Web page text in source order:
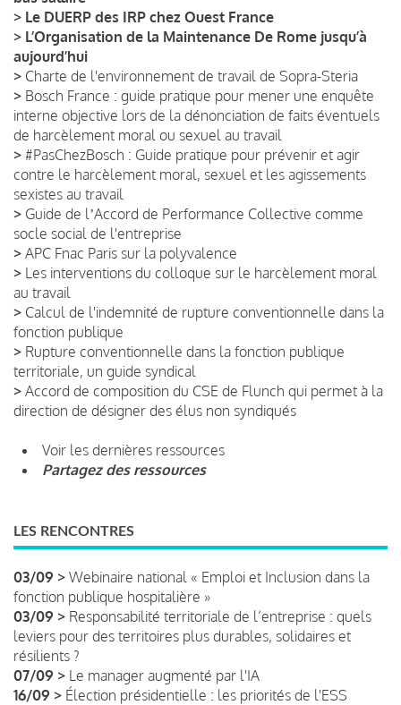
> Le DUERP des IRP chez Ouest France
> L’Organisation de la Maintenance De Rome jusqu’à
aujourd’hui
> Charte de l'environnement de travail de Sopra-Steria
> Bosch France : guide pratique pour mener une enquête
interne objective lors de la dénonciation de faits éventuels
de harcèlement moral ou sexuel au travail
> #PasChezBosch : Guide pratique pour prévenir et agir
contre le harcèlement moral, sexuel et les agissements
sexistes au travail
> Guide de lʼAccord de Performance Collective comme
socle social de l'entreprise
> APC Fnac Paris sur la polyvalence
> Les interventions du colloque sur le harcèlement moral
au travail
> Calcul de l'indemnité de rupture conventionnelle dans la
fonction publique
> Rupture conventionnelle dans la fonction publique
territoriale, un guide syndical
> Accord de composition du CSE de Flunch qui permet à la
direction de désigner des élus non syndiqués
Voir les dernières ressources
Partagez des ressources
LES RENCONTRES
03/09 > Webinaire national « Emploi et Inclusion dans la
fonction publique hospitalière »
03/09 > Responsabilité territoriale de l’entreprise : quels
leviers pour des territoires plus durables, solidaires et
résilients ?
07/09 > Le manager augmenté par l'IA
16/09 > Élection présidentielle : les priorités de l'ESS